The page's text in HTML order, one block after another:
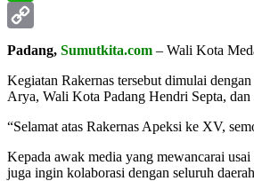
WhatsApp
Padang, Sumutkita.com – Wali Kota
Kegiatan Rakernas tersebut dimulai
Arya, Wali Kota Padang Hendri Septa,
“Selamat atas Rakernas Apeksi ke XV,
Kepada awak media yang mewancarai
juga ingin kolaborasi dengan seluruh